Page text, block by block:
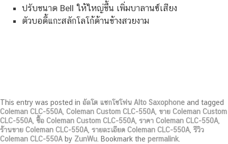
ปรับขนาด Bell ให้ใหญ่ขึ้น เพิ่มบาลานซ์เสียง
ตัวบอดี้แกะสลักโลโก้ด้านข้างสวยงาม
This entry was posted in อัลโต แซกโซโฟน Alto Saxophone and tagged
Coleman CLC-550A Coleman Custom CLC-550A ขาย Coleman Custom
CLC-550A ซื้อ Coleman Custom CLC-550A ราคา Coleman CLC-550A
ร้านขาย Coleman CLC-550A รายละเอียด Coleman CLC-550A ,รีวิว
Coleman CLC-550A by ZunWu . Bookmark the permalink